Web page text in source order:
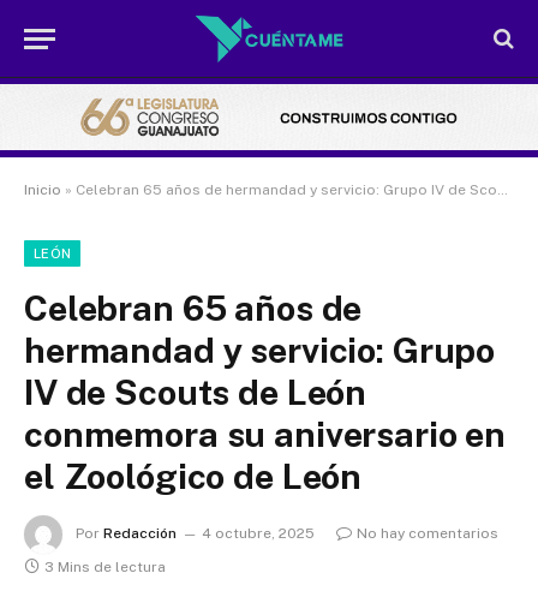
Inicio » Celebran 65 años de hermandad y servicio: Grupo IV de Scouts de León conmemora su aniversario en el Zoológico de León
LEÓN
Celebran 65 años de
hermandad y servicio: Grupo
IV de Scouts de León
conmemora su aniversario en
el Zoológico de León
Por Redacción 4 octubre, 2025
No hay comentarios
3 Mins de lectura